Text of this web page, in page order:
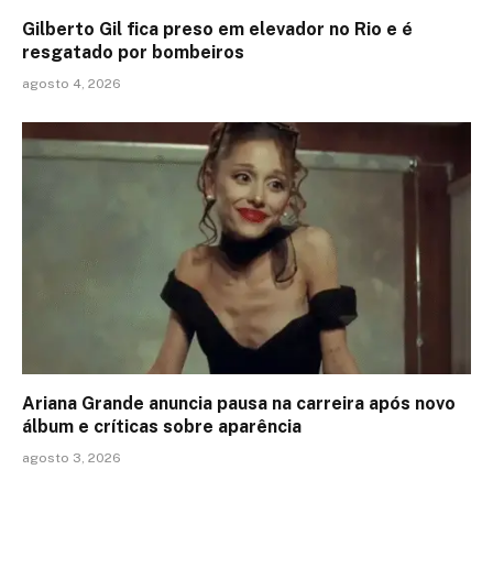
Gilberto Gil fica preso em elevador no Rio e é
resgatado por bombeiros
agosto 4, 2026
Ariana Grande anuncia pausa na carreira após novo
álbum e críticas sobre aparência
agosto 3, 2026